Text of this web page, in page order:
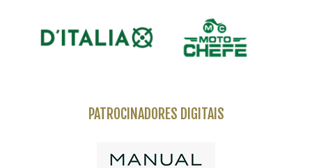
PATROCINADORES DIGITAIS